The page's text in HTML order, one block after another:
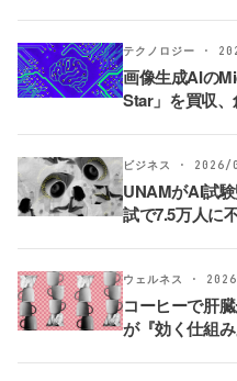
テクノロジー ·
画像生成AIの
Star」を買収
ビジネス · 2026/
UNAMがAI試
試で7.5万人に
ウェルネス ·
コーヒーで肝
が『効く仕組